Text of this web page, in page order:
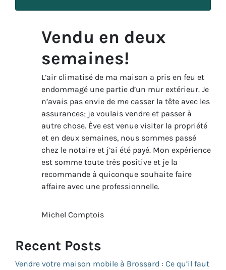
Vendu en deux
semaines!
L’air climatisé de ma maison a pris en feu et
endommagé une partie d’un mur extérieur. Je
n’avais pas envie de me casser la tête avec les
assurances; je voulais vendre et passer à
autre chose. Ève est venue visiter la propriété
et en deux semaines, nous sommes passé
chez le notaire et j’ai été payé. Mon expérience
est somme toute très positive et je la
recommande à quiconque souhaite faire
affaire avec une professionnelle.
Michel Comptois
Recent Posts
Vendre votre maison mobile à Brossard : Ce qu’il faut